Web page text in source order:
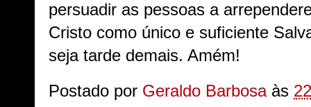
persuadir as pessoas a
Cristo como único e suficiente
seja tarde demais. Amém!
Postado por Geraldo Barbosa às